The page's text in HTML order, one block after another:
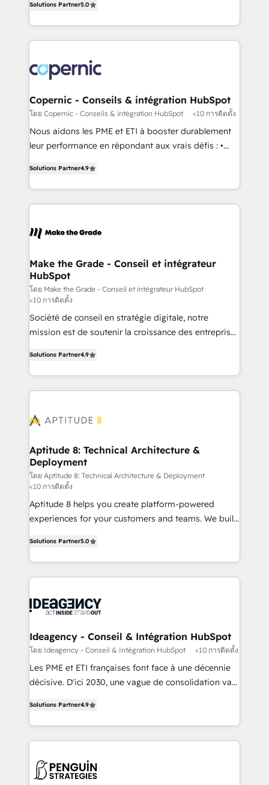
revenue process. Sales, marketing, and service wired
together. ➤ AI and Integrations: Layer Breeze AI,
rollouts, adoption coaching. Buying HubSpot,
switching to it, or reviving a stale portal? We are
revenue number. We do that by bridging the gap
where agencies fail: combining GTM strategy with
technical execution to solve the right problem at the
implement your CRM. We engineer revenue
outcomes for the GTM owner on HubSpot. We Build
Different Because We're Built Different: - Secure:
Soc2 compliant 🛡️ - Onboarding: Implementations
starting from $1,5k - Clay: Elite Studio Solutions
Partner 🤝 - Global: 75+ RPers across five continents
Elite HubSpot Partner 🪴 - CRM: More Sales Hub
implementations than any other Partner 💻 -
agency for a GTM engineer’s job. The choice is
Solutions Partner5.0
Copernic - Conseils & intégration HubSpot
โดย Copernic - Conseils & intégration HubSpot <10 การติดตั้ง
Nous aidons les PME et ETI à booster durablement
leur performance en répondant aux vrais défis : •
téléphonie, etc.) • Alignement des équipes grâce à un
outil et des données partagées • Amélioration de la
collecte et de l’analyse des données pour des
de la productivité des équipes Notre équipe de 30
avec un engagement total, alignant processus
métiers et technologie, et guidant vos équipes à
travers le changement, tout en centrant vos objectifs
d’entreprise. Grâce à une méthodologie éprouvée
auprès de plus de 400 clients, nous comprenons
rapidement vos enjeux et intégrons parfaitement
votre projet HubSpot, contactez notre équipe pour
un échange dédié.
Solutions Partner4.9
Make the Grade - Conseil et intégrateur
HubSpot
โดย Make the Grade - Conseil et intégrateur HubSpot
<10 การติดตั้ง
Société de conseil en stratégie digitale, notre
mission est de soutenir la croissance des entreprises
l'intégration CRM et le développement des revenus
auprès de vos comptes existants. En France et à
l'international, nous travaillons avec des ETI
delà d’une simple transformation digitale et des
➤ L’intégration de CRM et de méthodologie RevOps
pour aligner les équipes marketing, commerciales et
support client (data migration, synchronisation API,
audit et maintenance) ➤ La création de sites internet
de conversion qui transforment les visiteurs en
opportunités d'affaires ➤ La mise en place de
emailing) Informations clés : - 10 ans d'expérience -
100+ intégrations CRM HubSpot réussies - 40
cumulées
Solutions Partner4.9
Aptitude 8: Technical Architecture &
Deployment
โดย Aptitude 8: Technical Architecture & Deployment
<10 การติดตั้ง
Aptitude 8 helps you create platform-powered
experiences for your customers and teams. We build
across your entire tech stack. Aptitude 8 is trusted
by top brands such as Lenovo, Bluetooth,
International Sports Sciences Association, SXSW,
Randstad, Uber Freight, and HubSpot itself. We have
partner and expertise across operational strategy,
business-first process building, system integration,
custom development, and extensibility. When you
work with Aptitude 8, you get a team – not an
development, and project management. We have
100% US-based, FTE team members. We offer
migrations from other platforms, systems
integration, extensibility, custom development, and
Solutions Partner5.0
Ideagency - Conseil & Intégration HubSpot
โดย Ideagency - Conseil & Intégration HubSpot <10 การติดตั้ง
Les PME et ETI françaises font face à une décennie
décisive. D'ici 2030, une vague de consolidation va
entreprises qui auront réussi leur transformation. Le
problème ? 58% des dirigeants savent que l'IA est
vitale pour leur survie. Mais 57% n'ont aucune
données. C'est le paradoxe français : conscience
Solutions Partner4.9